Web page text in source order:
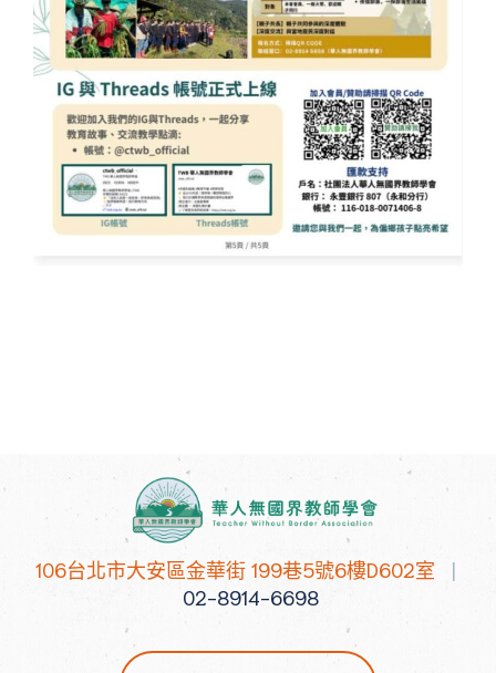
106台北市大安區金華街 199巷5號6樓D602室 |
02-8914-6698